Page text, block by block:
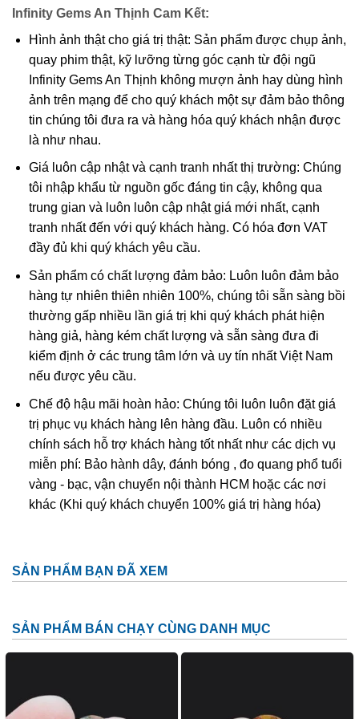
lẫn khá nhiều tạp chất
Ý nghĩa và những lợi ích mà thạch anh ưu
linh ban tặng.
làm đồ trang sức, đây còn là một loại đá rất tốt cho sức
khỏe và phong thủy. Chính vì vậy mà có rất nhiều người
muốn lựa chọn loại đá này để sử dụng. Đá thạch anh ưu
linh thường được chế tác thành vòng đeo tay hoặc mặt
nhẫn, mặt dây chuyền đeo cổ để vừa làm đồ trang sức vừa
làm vật phong thủy với nhiều ý nghĩa và tác dụng tốt trong
sức khoẻ.
Infinity Gems An Thịnh Cam Kết:
Hình ảnh thật cho giá trị thật: Sản phẩm được chụp ảnh,
quay phim thật, kỹ lưỡng từng góc cạnh từ đội ngũ
Infinity Gems An Thịnh không mượn ảnh hay dùng hình
ảnh trên mạng để cho quý khách một sự đảm bảo thông
tin chúng tôi đưa ra và hàng hóa quý khách nhận được
là như nhau.
Giá luôn cập nhật và cạnh tranh nhất thị trường: Chúng
tôi nhập khẩu từ nguồn gốc đáng tin cậy, không qua
trung gian và luôn luôn cập nhật giá mới nhất, cạnh
tranh nhất đến với quý khách hàng. Có hóa đơn VAT
đầy đủ khi quý khách yêu cầu.
Sản phẩm có chất lượng đảm bảo: Luôn luôn đảm bảo
hàng tự nhiên thiên nhiên 100%, chúng tôi sẵn sàng bồi
thường gấp nhiều lần giá trị khi quý khách phát hiện
hàng giả, hàng kém chất lượng và sẵn sàng đưa đi
kiểm định ở các trung tâm lớn và uy tín nhất Việt Nam
nếu được yêu cầu.
Chế độ hậu mãi hoàn hảo: Chúng tôi luôn luôn đặt giá
trị phục vụ khách hàng lên hàng đầu. Luôn có nhiều
chính sách hỗ trợ khách hàng tốt nhất như các dịch vụ
miễn phí: Bảo hành dây, đánh bóng , đo quang phổ tuổi
vàng - bạc, vận chuyển nội thành HCM hoặc các nơi
khác (Khi quý khách chuyển 100% giá trị hàng hóa)
SẢN PHẨM BẠN ĐÃ XEM
SẢN PHẨM BÁN CHẠY CÙNG DANH MỤC